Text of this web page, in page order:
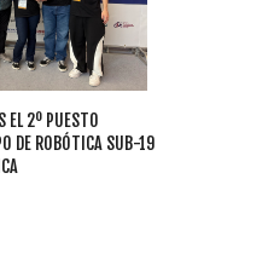
EL 2º PUESTO
DE ROBÓTICA SUB-19